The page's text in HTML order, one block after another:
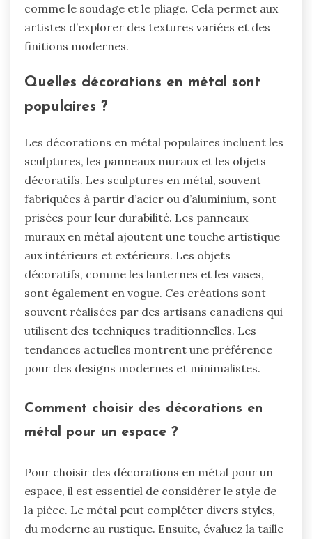
comme le soudage et le pliage. Cela permet aux
artistes d’explorer des textures variées et des
finitions modernes.
Quelles décorations en métal sont
populaires ?
Les décorations en métal populaires incluent les
sculptures, les panneaux muraux et les objets
décoratifs. Les sculptures en métal, souvent
fabriquées à partir d’acier ou d’aluminium, sont
prisées pour leur durabilité. Les panneaux
muraux en métal ajoutent une touche artistique
aux intérieurs et extérieurs. Les objets
décoratifs, comme les lanternes et les vases,
sont également en vogue. Ces créations sont
souvent réalisées par des artisans canadiens qui
utilisent des techniques traditionnelles. Les
tendances actuelles montrent une préférence
pour des designs modernes et minimalistes.
Comment choisir des décorations en
métal pour un espace ?
Pour choisir des décorations en métal pour un
espace, il est essentiel de considérer le style de
la pièce. Le métal peut compléter divers styles,
du moderne au rustique. Ensuite, évaluez la taille